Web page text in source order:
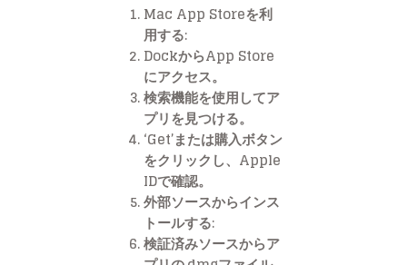
Mac App Storeを利
用する:
DockからApp Store
にアクセス。
検索機能を使用してア
プリを見つける。
‘Get’または購入ボタン
をクリックし、Apple
IDで確認。
外部ソースからインス
トールする:
検証済みソースからア